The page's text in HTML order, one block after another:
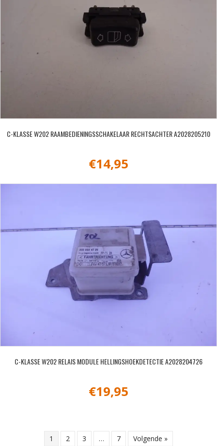
C-KLASSE W202 RAAMBEDIENINGSSCHAKELAAR RECHTSACHTER A2028205210
€14,95
C-KLASSE W202 RELAIS MODULE HELLINGSHOEKDETECTIE A2028204726
€19,95
1 2 3 … 7 Volgende »